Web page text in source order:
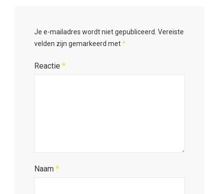
Je e-mailadres wordt niet gepubliceerd. Vereiste
velden zijn gemarkeerd met*
Reactie *
Naam *